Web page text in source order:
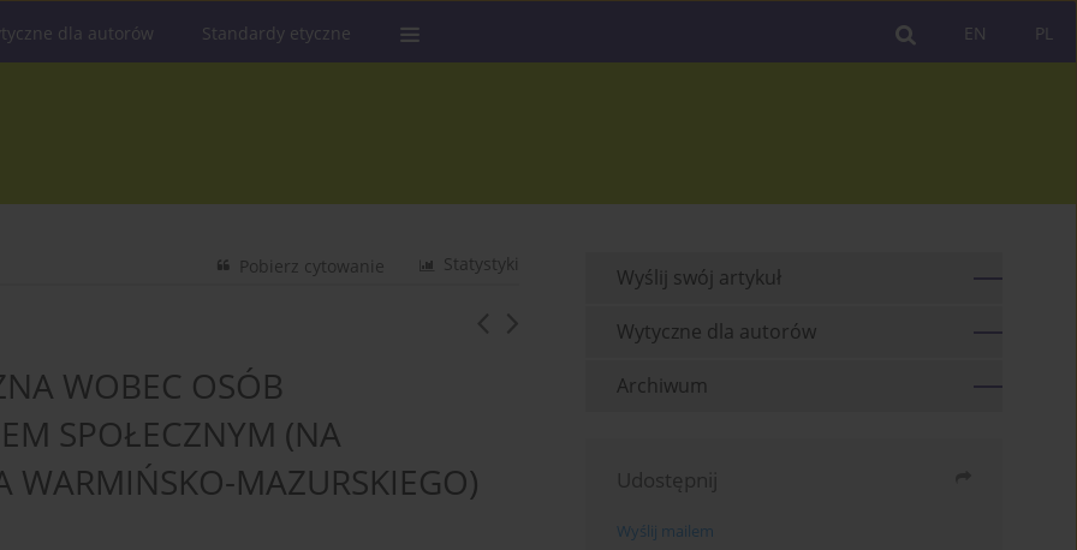
PL
EN
dla autorów Standardy etyczne
Statystyki
Pobierz cytowanie
WOBEC OSÓB
SPOŁECZNYM (NA
WARMIŃSKO-MAZURSKIEGO)
Wyślij swój artykuł
Wytyczne dla autorów
Archiwum
Udostępnij
Wyślij mailem